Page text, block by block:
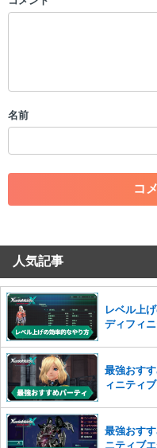
以下の書き込みを禁止とし、
・一度削除された投稿を
・アカウントの売買など
・各ゲームのネタバレを
・その他、管理者が不適
コメントの削除を申請する
せていただきます。ご了
※一度削除したコメント
さい。
また、過度な利用規約の違反
った場合は、法的措置をとら
かじめご理解くださいませ。
名前
人気記事
レベル上
ディフィ
最強おす
ィニティ
最強おす
ニティブエ